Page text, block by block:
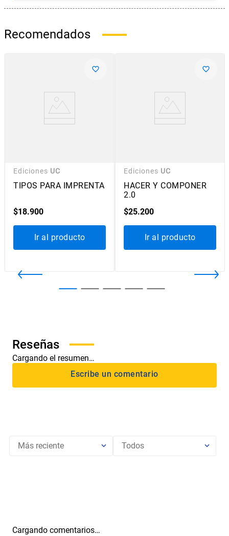
Recomendados
Ediciones UC
TIPOS PARA IMPRENTA
$18.900
Ir al producto
Ediciones UC
HACER Y COMPONER
2.0
$25.200
Ir al producto
Cargando el resumen…
Más reciente Todos
Cargando comentarios…